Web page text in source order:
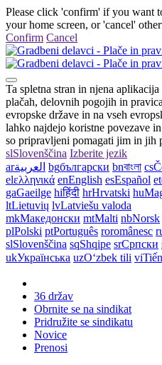
Please click 'confirm' if you want
your home screen, or 'cancel'
Confirm Cancel
Ta spletna stran in njena
plačah, delovnih pogojih in
evropske države in na vseh
lahko najdejo koristne povezave
so pripravljeni pomagati jim in jih
slSlovenščina Izberite jezik
arالعربية bgбългарски bnবাংলা cs
elελληνικά enEnglish esEspañol et
gaGaeilge hiहिंदी hrHrvatski hu
ltLietuvių lvLatviešu valoda
mkМакедонски mtMalti nbNorsk
plPolski ptPortuguês roromânesc
slSlovenščina sqShqipe srСрпски
ukУкраїнська uzOʻzbek tili vi
36 držav
Obrnite se na sindikat
Pridružite se sindikatu
Novice
Prenosi